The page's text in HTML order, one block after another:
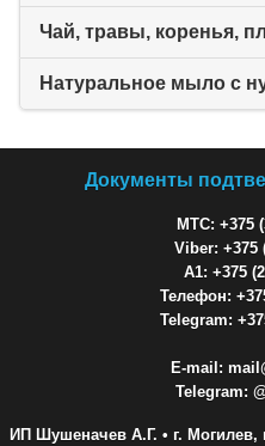
Чай, травы, коренья,
Натуральное мыло с
Документы
МТС: +375
Viber: +375
A1: +375
Телефон:
Telegram:
E-mail:
Telegram:
ИП Шушеначев А.Г. • г.